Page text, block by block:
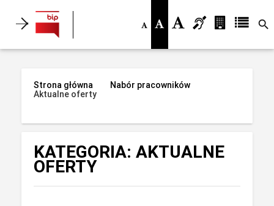
search
Strona główna
Nabór pracowników
Aktualne oferty
KATEGORIA: AKTUALNE
OFERTY